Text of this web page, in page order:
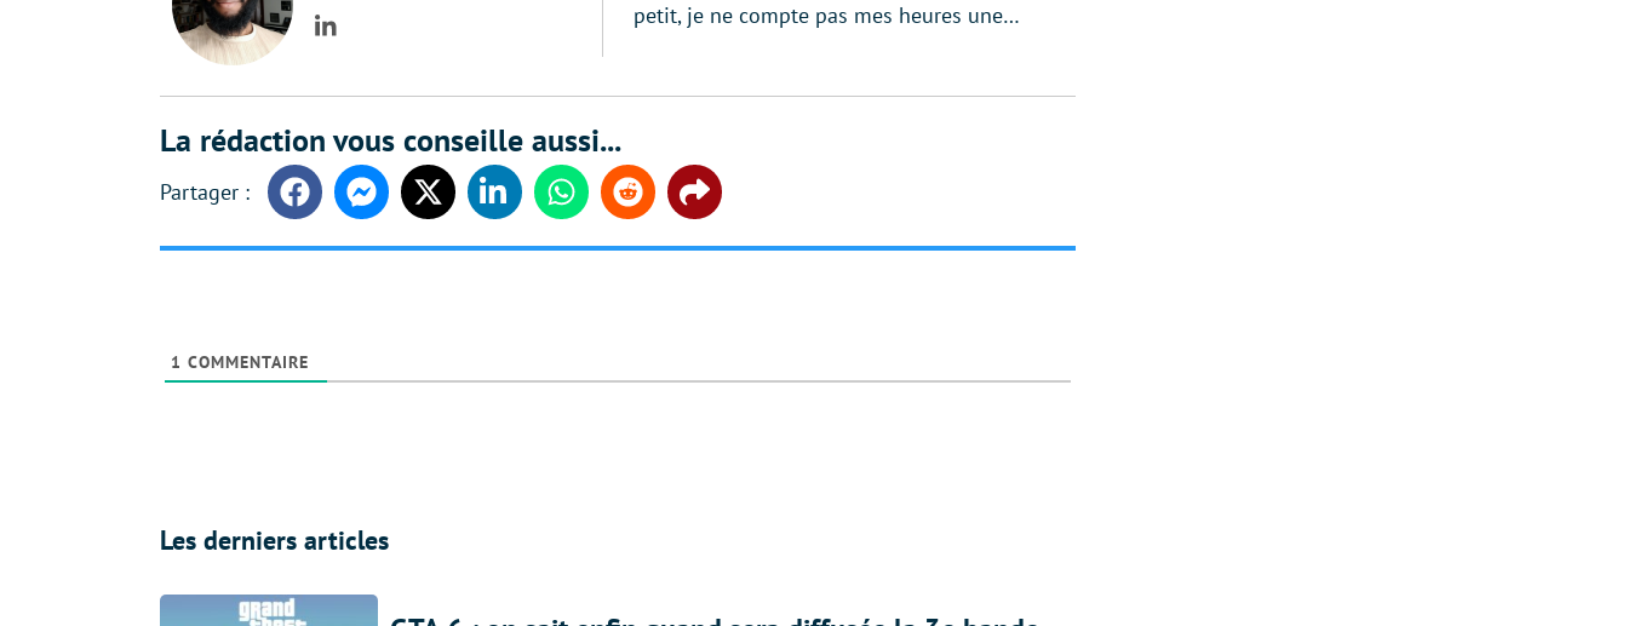
LinkedIn
petit, je ne compte pas mes heures une…
La rédaction vous conseille aussi...
FacebookMessengerTwitter LinkedinWhatsappReddit Share
1 COMMENTAIRE
Les derniers articles